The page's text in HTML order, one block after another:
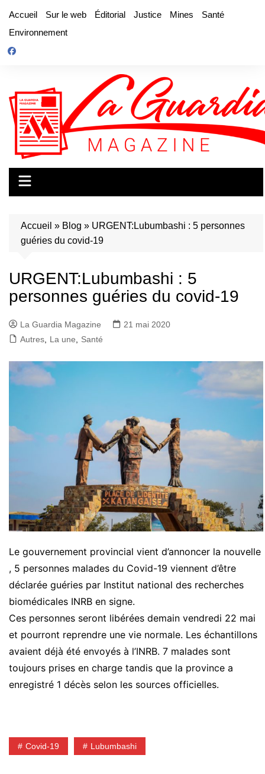
contenu
Accueil Sur le web Éditorial Justice Mines
Santé
Environnement
Accueil » Blog » URGENT:Lubumbashi : 5 personnes
guéries du covid-19
URGENT:Lubumbashi : 5
personnes guéries du covid-19
La Guardia Magazine
21 mai 2020
Autres
La une Santé
Le gouvernement provincial vient d’annoncer la nouvelle
, 5 personnes malades du Covid-19 viennent d’être
déclarée guéries par Institut national des recherches
biomédicales INRB en signe.
Ces personnes seront libérées demain vendredi 22 mai
et pourront reprendre une vie normale. Les échantillons
avaient déjà été envoyés à l’INRB. 7 malades sont
toujours prises en charge tandis que la province a
enregistré 1 décès selon les sources officielles.
Covid-19 Lubumbashi